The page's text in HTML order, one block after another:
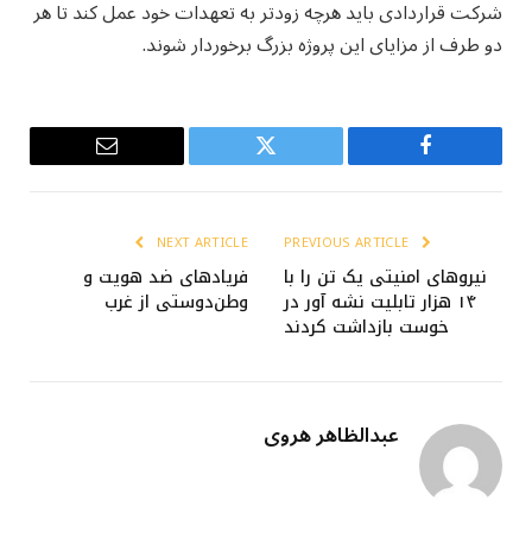
شرکت قراردادی باید هرچه زودتر به تعهدات خود عمل کند تا هر
دو طرف از مزایای این پروژه بزرگ برخوردار شوند.
Facebook
Twitter
Email
نیروهای امنیتی یک تن را با
۱۴ هزار تابلیت نشه آور در
خوست بازداشت کردند
NEXT ARTICLE
فریادهای ضد هویت و
وطن‌دوستی از غرب
عبدالظاهر هروی